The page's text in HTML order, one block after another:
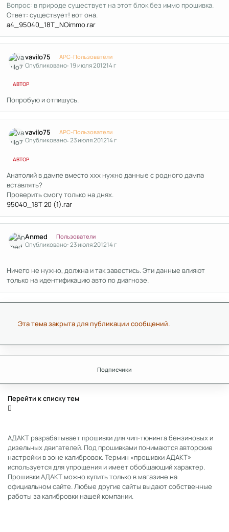
Вопрос: в природе существует на этот блок без иммо прошивка.
Ответ: существует! вот она.
a4_95040_18T_NOimmo.rar
vavilo75 APC-Пользователи
Опубликовано:19 июля 201214 г
АВТОР
Попробую и отпишусь.
vavilo75 APC-Пользователи
Опубликовано:23 июля 201214 г
АВТОР
Анатолий в дампе вместо ххх нужно данные с родного дампа
вставлять?
Проверить смогу только на днях.
95040_18T 20 (1).rar
Anmed Пользователи
Опубликовано:23 июля 201214 г
Ничего не нужно, должна и так завестись. Эти данные влияют
только на идентификацию авто по диагнозе.
Эта тема закрыта для публикации сообщений.
Подписчики
Перейти к списку тем
АДАКТ разрабатывает прошивки для чип-тюнинга бензиновых и
дизельных двигателей. Под прошивками понимаются авторские
настройки в зоне калибровок. Термин «прошивки АДАКТ»
используется для упрощения и имеет обобщающий характер.
Прошивки АДАКТ можно купить только в магазине на
официальном сайте. Любые другие сайты выдают собственные
работы за калибровки нашей компании.